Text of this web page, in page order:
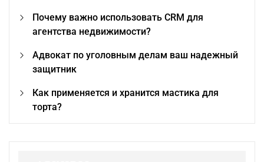
Почему важно использовать CRM для
агентства недвижимости?
Адвокат по уголовным делам ваш надежный
защитник
Как применяется и хранится мастика для
торта?